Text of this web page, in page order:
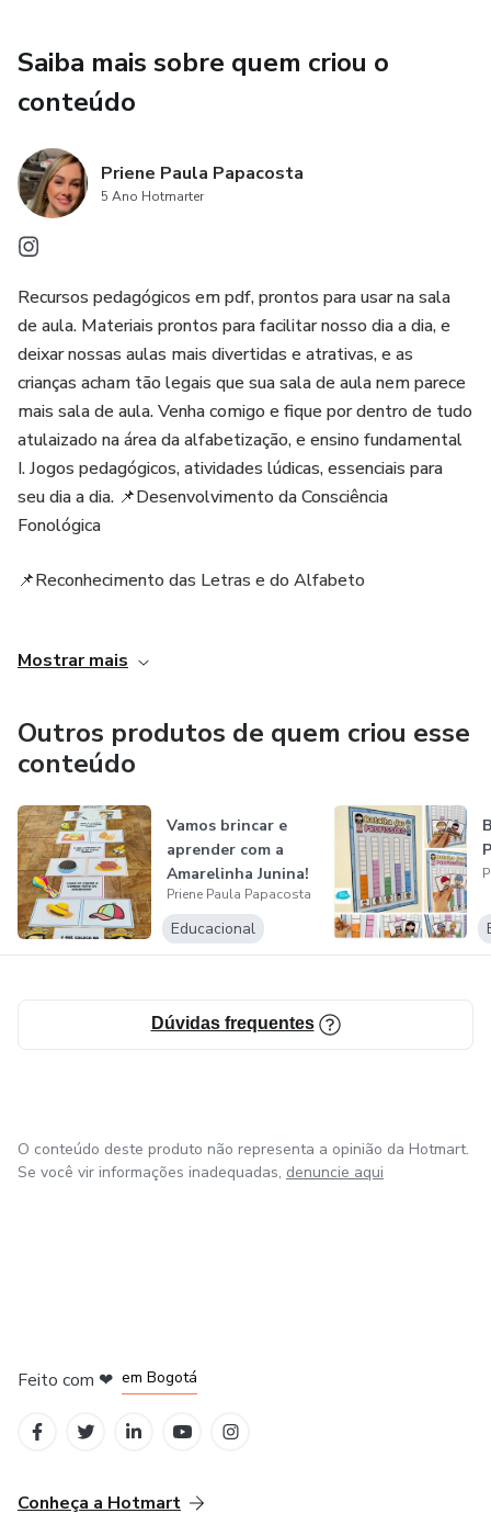
📦 Contém:
🖍️ 1 Prancha Stop para Colorir (ideal para personalizar e
deixar a atividade ainda mais divertida);
📦 Caixinha para sorteio para tornar o jogo dinâmico e
envolvente!
📐 Os resultados das operações variam entre 0 e 30,
tornando o jogo acessível e desafiador ao mesmo tempo!
🌈 Perfeito para usar em sala de aula, reforço escolar ou
em casa, incentivando o aprendizado com diversão e
Saiba mais sobre quem criou o
conteúdo
Priene Paula Papacosta
5 Ano Hotmarter
Recursos pedagógicos em pdf, prontos para usar na sala
de aula. Materiais prontos para facilitar nosso dia a dia, e
deixar nossas aulas mais divertidas e atrativas, e as
crianças acham tão legais que sua sala de aula nem parece
mais sala de aula. Venha comigo e fique por dentro de tudo
atulaizado na área da alfabetização, e ensino fundamental
I. Jogos pedagógicos, atividades lúdicas, essenciais para
seu dia a dia. 📌Desenvolvimento da Consciência
Fonológica
📌Reconhecimento das Letras e do Alfabeto
📌Introdução à Ortografia
📌Estímulo à Interação Social
📌Facilitação da Memorização
📌Promoção da Autonomia
Mostrar mais
Outros produtos de quem criou esse
conteúdo
Vamos brincar e
aprender com a
Amarelinha Junina!
Priene Paula Papacosta
Educacional
Dúvidas frequentes
O conteúdo deste produto não representa a opinião da Hotmart.
Se você vir informações inadequadas, denuncie aqui
Feito com ❤ em Bogotá
Conheça a Hotmart